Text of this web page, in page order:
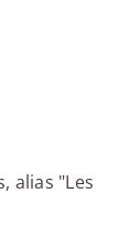
alias "Les